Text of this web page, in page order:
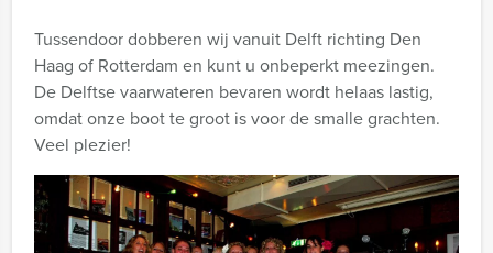
Tussendoor dobberen wij vanuit Delft richting Den
Haag of Rotterdam en kunt u onbeperkt meezingen.
De Delftse vaarwateren bevaren wordt helaas lastig,
omdat onze boot te groot is voor de smalle grachten.
Veel plezier!